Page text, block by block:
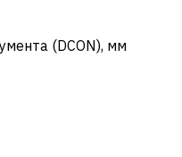
(DCON), мм